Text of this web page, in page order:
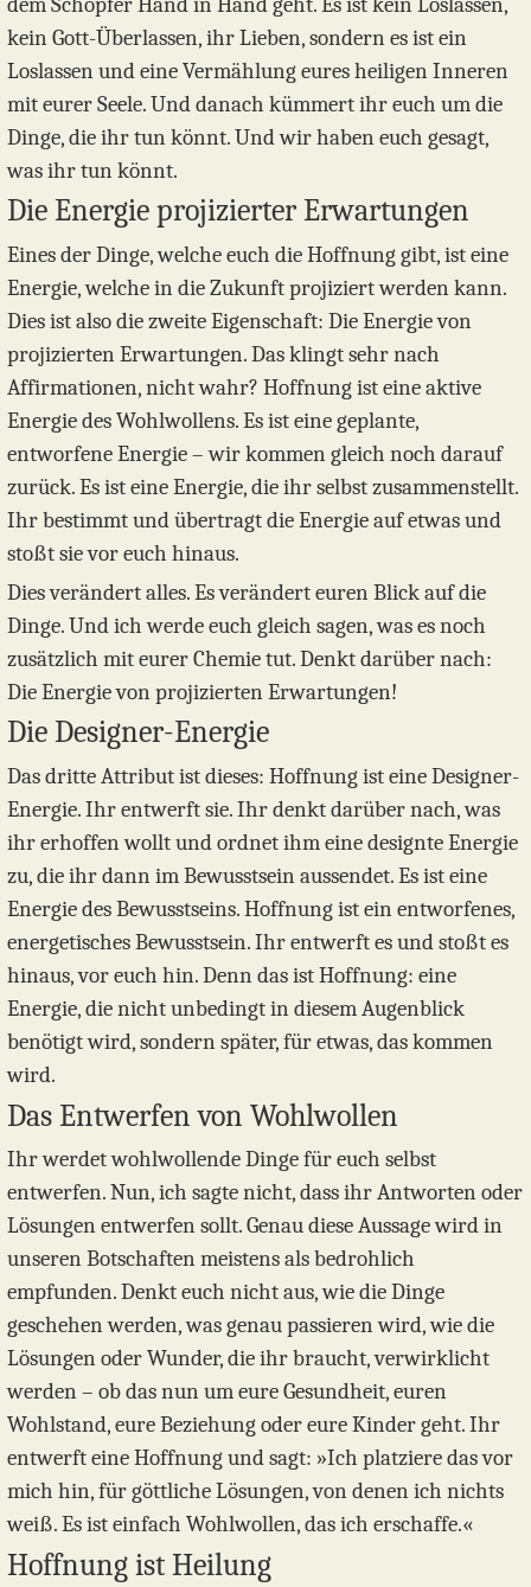
kein Gott-Überlassen, ihr Lieben, sondern es ist ein
Loslassen und eine Vermählung eures heiligen Inneren
mit eurer Seele. Und danach kümmert ihr euch um die
Dinge, die ihr tun könnt. Und wir haben euch gesagt,
was ihr tun könnt.
Die Energie projizierter Erwartungen
Eines der Dinge, welche euch die Hoffnung gibt, ist eine
Energie, welche in die Zukunft projiziert werden kann.
Dies ist also die zweite Eigenschaft: Die Energie von
projizierten Erwartungen. Das klingt sehr nach
Affirmationen, nicht wahr? Hoffnung ist eine aktive
Energie des Wohlwollens. Es ist eine geplante,
entworfene Energie – wir kommen gleich noch darauf
zurück. Es ist eine Energie, die ihr selbst zusammenstellt.
Ihr bestimmt und übertragt die Energie auf etwas und
stoßt sie vor euch hinaus.
Dies verändert alles. Es verändert euren Blick auf die
Dinge. Und ich werde euch gleich sagen, was es noch
zusätzlich mit eurer Chemie tut. Denkt darüber nach:
Die Energie von projizierten Erwartungen!
Die Designer-Energie
Das dritte Attribut ist dieses: Hoffnung ist eine Designer-
Energie. Ihr entwerft sie. Ihr denkt darüber nach, was
ihr erhoffen wollt und ordnet ihm eine designte Energie
zu, die ihr dann im Bewusstsein aussendet. Es ist eine
Energie des Bewusstseins. Hoffnung ist ein entworfenes,
energetisches Bewusstsein. Ihr entwerft es und stoßt es
hinaus, vor euch hin. Denn das ist Hoffnung: eine
Energie, die nicht unbedingt in diesem Augenblick
benötigt wird, sondern später, für etwas, das kommen
wird.
Das Entwerfen von Wohlwollen
Ihr werdet wohlwollende Dinge für euch selbst
entwerfen. Nun, ich sagte nicht, dass ihr Antworten oder
Lösungen entwerfen sollt. Genau diese Aussage wird in
unseren Botschaften meistens als bedrohlich
empfunden. Denkt euch nicht aus, wie die Dinge
geschehen werden, was genau passieren wird, wie die
Lösungen oder Wunder, die ihr braucht, verwirklicht
werden – ob das nun um eure Gesundheit, euren
Wohlstand, eure Beziehung oder eure Kinder geht. Ihr
entwerft eine Hoffnung und sagt: »Ich platziere das vor
mich hin, für göttliche Lösungen, von denen ich nichts
weiß. Es ist einfach Wohlwollen, das ich erschaffe.«
Hoffnung ist Heilung